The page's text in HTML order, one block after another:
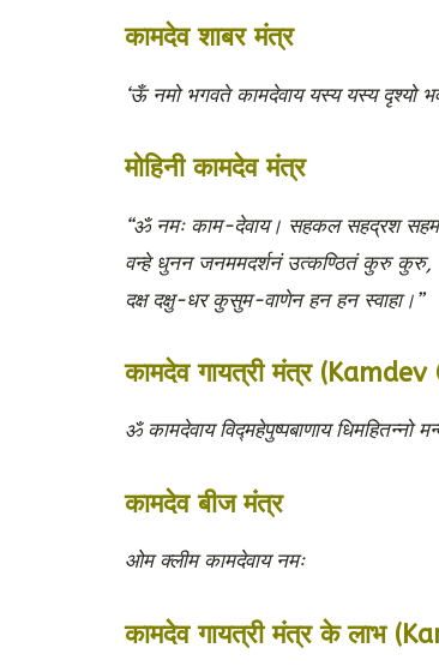
कामदेव शाबर मंत्र
‘ऊँ नमो भगवते कामदेवाय यस्य यस्य दृश्यो
मोहिनी कामदेव मंत्र
“ॐ नमः काम-देवाय। सहकल सहद्रश
वन्हे धुनन जनममदर्शनं उत्कण्ठितं कुरु कुरु,
दक्ष दक्षु-धर कुसुम-वाणेन हन हन स्वाहा।”
कामदेव गायत्री मंत्र
ॐ कामदेवाय विद्महेपुष्पबाणाय धिमहितन्नो
कामदेव बीज मंत्र
ओम क्लीम कामदेवाय नमः
कामदेव गायत्री मंत्र के लाभ